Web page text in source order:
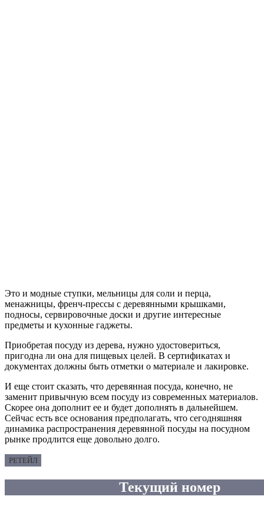
Это и модные ступки, мельницы для соли и перца,
менажницы, френч-прессы с деревянными крышками,
подносы, сервировочные доски и другие интересные
предметы и кухонные гаджеты.
Приобретая посуду из дерева, нужно удостовериться,
пригодна ли она для пищевых целей. В сертификатах и
документах должны быть отметки о материале и лакировке.
И еще стоит сказать, что деревянная посуда, конечно, не
заменит привычную всем посуду из современных материалов.
Скорее она дополнит ее и будет дополнять в дальнейшем.
Сейчас есть все основания предполагать, что сегодняшняя
динамика распространения деревянной посуды на посудном
рынке продлится еще довольно долго.
РЕТЕЙЛ
Текущий номер